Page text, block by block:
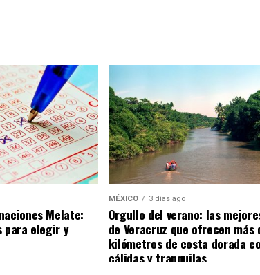
involucradas en los hechos.
provocó el cierre de la academia por
Sheinbaum a solicitar una revisión de los
Tamaulipas, al precisar que dichas
Defensa Nacional.
Melate:
para elegir y
MÉXICO 3 días ago
Orgullo del verano: las
de Veracruz que ofrecen más
kilómetros de costa dorada
cálidas y tranquilas